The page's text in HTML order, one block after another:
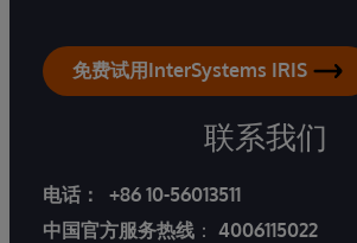
免费试用InterSystems IRIS
联系我们
电话：
+86 10-56013511
中国官方服务热线 ： 4006115022